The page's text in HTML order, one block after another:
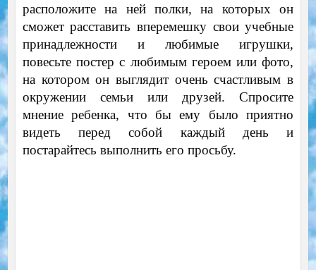
расположите на ней полки, на которых он
сможет расставить вперемешку свои учебные
принадлежности и любимые игрушки,
повесьте постер с любимым героем или фото,
на котором он выглядит очень счастливым в
окружении семьи или друзей. Спросите
мнение ребенка, что бы ему было приятно
видеть перед собой каждый день и
постарайтесь выполнить его просьбу.